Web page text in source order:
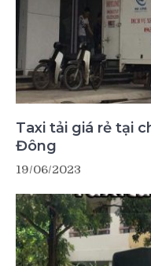
Taxi tải giá rẻ tại
Đông
19/06/2023